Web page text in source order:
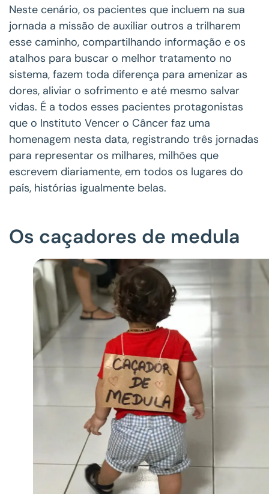
Neste cenário, os pacientes que incluem na sua
jornada a missão de auxiliar outros a trilharem
esse caminho, compartilhando informação e os
atalhos para buscar o melhor tratamento no
sistema, fazem toda diferença para amenizar as
dores, aliviar o sofrimento e até mesmo salvar
vidas. É a todos esses pacientes protagonistas
que o Instituto Vencer o Câncer faz uma
homenagem nesta data, registrando três jornadas
para representar os milhares, milhões que
escrevem diariamente, em todos os lugares do
país, histórias igualmente belas.
Os caçadores de medula